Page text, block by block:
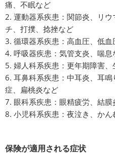
痛、不眠など
2. 運動器系疾患：関節炎、リ
チ、打撲、捻挫など
3. 循環器系疾患：高血圧、低
4. 呼吸器疾患：気管支炎、喘息
5. 婦人科系疾患：更年期障害
6. 耳鼻科系疾患：中耳炎、耳
症、扁桃炎など
7. 眼科系疾患：眼精疲労、結
8. 小児科系疾患：夜泣き、か
保険が適用される症状